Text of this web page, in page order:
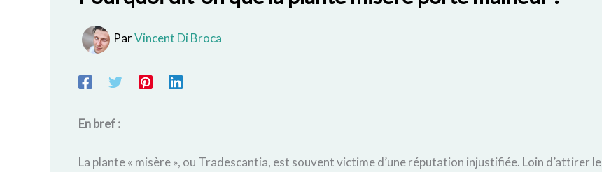
ParVincent Di Broca
En bref :
La plante « misère », ou Tradescantia, est souvent victime d’une réputation injustifiée. Loin d’attirer le